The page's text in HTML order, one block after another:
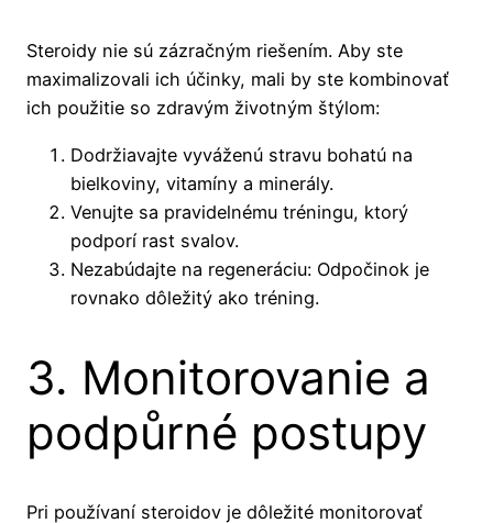
Steroidy nie sú zázračným riešením. Aby ste
maximalizovali ich účinky, mali by ste kombinovať
ich použitie so zdravým životným štýlom:
Dodržiavajte vyváženú stravu bohatú na
bielkoviny, vitamíny a minerály.
Venujte sa pravidelnému tréningu, ktorý
podporí rast svalov.
Nezabúdajte na regeneráciu: Odpočinok je
rovnako dôležitý ako tréning.
3. Monitorovanie a
podpůrné postupy
Pri používaní steroidov je dôležité monitorovať